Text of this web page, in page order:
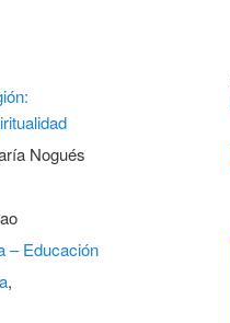
Nogués
– Educación
,